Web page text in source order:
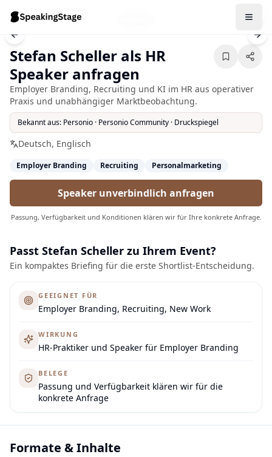
Previous slide
1/
Stefan Scheller als HR
Speaker anfragen
Employer Branding, Recruiting und KI im HR aus operativer
Praxis und unabhängiger Marktbeobachtung.
Bekannt aus: Personio · Personio Community · Druckspiegel
Deutsch, Englisch
Employer Branding Recruiting Personalmarketing
Speaker unverbindlich anfragen
Passung, Verfügbarkeit und Konditionen klären wir für Ihre konkrete Anfrage.
Passt Stefan Scheller zu Ihrem Event?
Ein kompaktes Briefing für die erste Shortlist-Entscheidung.
GEEIGNET FÜR
Employer Branding, Recruiting, New Work
WIRKUNG
HR-Praktiker und Speaker für Employer Branding
BELEGE
Passung und Verfügbarkeit klären wir für die
konkrete Anfrage
Formate & Inhalte